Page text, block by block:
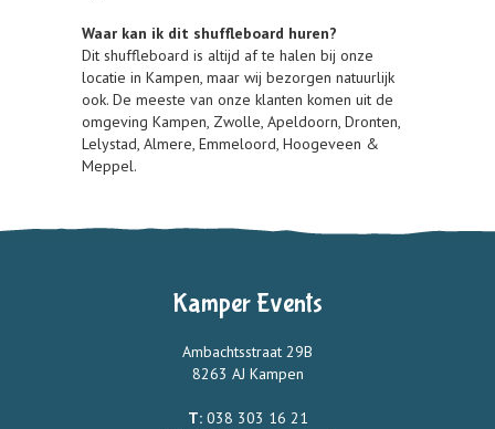
Waar kan ik dit shuffleboard huren?
Dit shuffleboard is altijd af te halen bij onze
locatie in Kampen, maar wij bezorgen natuurlijk
ook. De meeste van onze klanten komen uit de
omgeving Kampen, Zwolle, Apeldoorn, Dronten,
Lelystad, Almere, Emmeloord, Hoogeveen &
Meppel.
Kamper Events
Ambachtsstraat 29B
8263 AJ Kampen
T: 038 303 16 21